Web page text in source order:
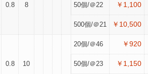
0.8 8 50個/＠22 ￥1,100
500個/＠21 ￥10,500
0.8 10
20個/＠46 ￥920
50個/＠23 ￥1,150